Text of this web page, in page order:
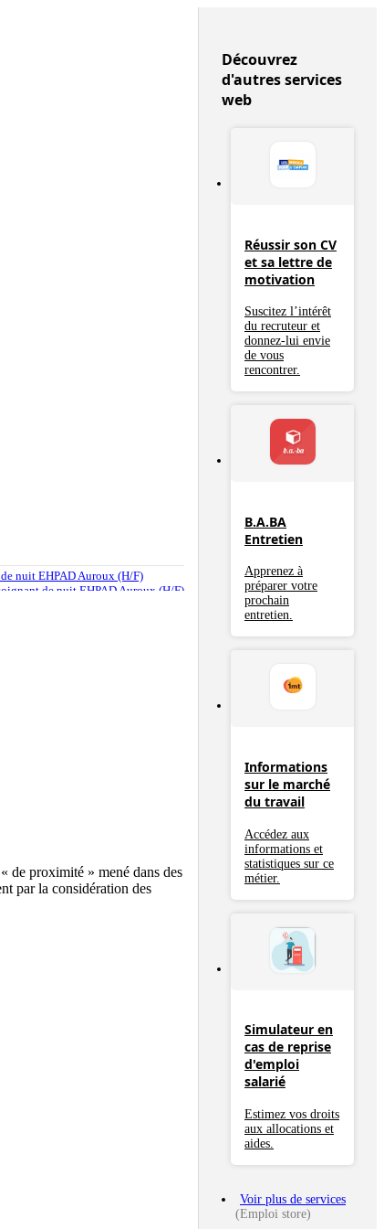
nuit EHPAD Auroux (H/F)
de nuit EHPAD Auroux (H/F)
de proximité » mené dans des
par la considération des
Découvrez
d'autres services
web
Réussir son CV
et sa lettre de
motivation
Suscitez l’intérêt
du recruteur et
donnez-lui envie
de vous
rencontrer.
B.A.BA
Entretien
Apprenez à
préparer votre
prochain
entretien.
Informations
sur le marché
du travail
Accédez aux
informations et
statistiques sur ce
métier.
Simulateur en
cas de reprise
d'emploi
salarié
Estimez vos droits
aux allocations et
aides.
Voir plus de services
(Emploi store)